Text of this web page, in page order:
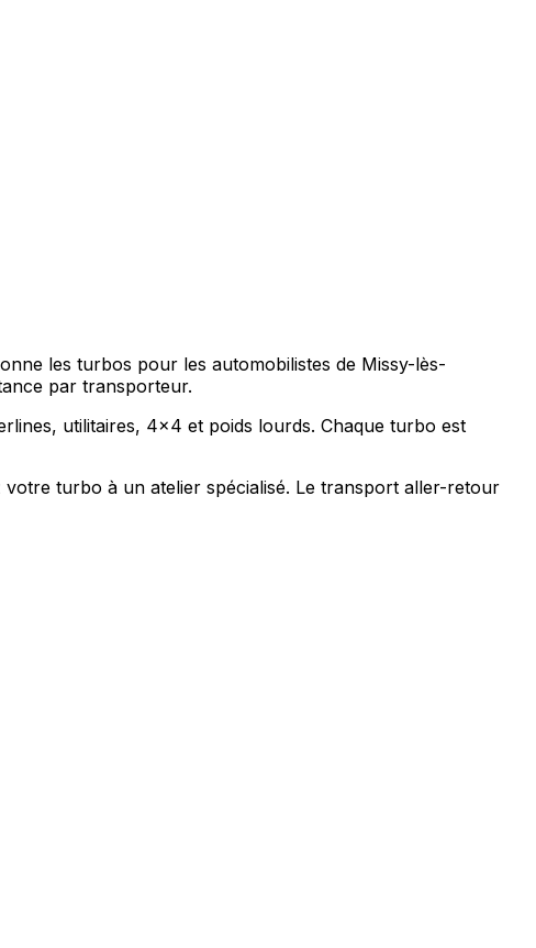
les turbos pour les automobilistes de Missy-lès-
par transporteur.
utilitaires, 4x4 et poids lourds. Chaque turbo est
turbo à un atelier spécialisé. Le transport aller-retour